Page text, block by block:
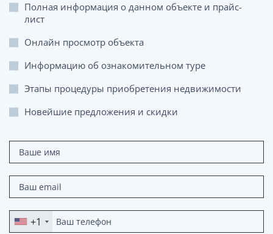
+1
Полная информация о данном объекте и прайс-
лист
Онлайн просмотр объекта
Информацию об ознакомительном туре
Этапы процедуры приобретения недвижимости
Новейшие предложения и скидки